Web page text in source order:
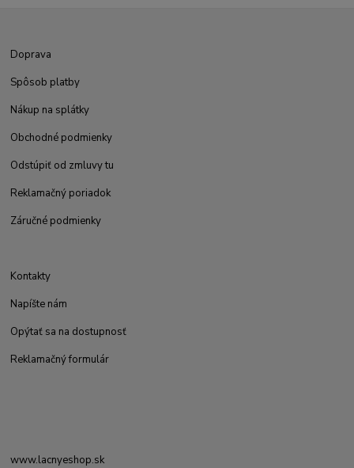
Doprava
Spôsob platby
Nákup na splátky
Obchodné podmienky
Odstúpiť od zmluvy tu
Reklamačný poriadok
Záručné podmienky
Kontakty
Napíšte nám
Opýtať sa na dostupnosť
Reklamačný formulár
www.lacnyeshop.sk